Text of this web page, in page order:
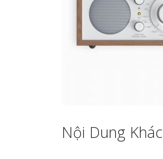
Nội Dung Khác